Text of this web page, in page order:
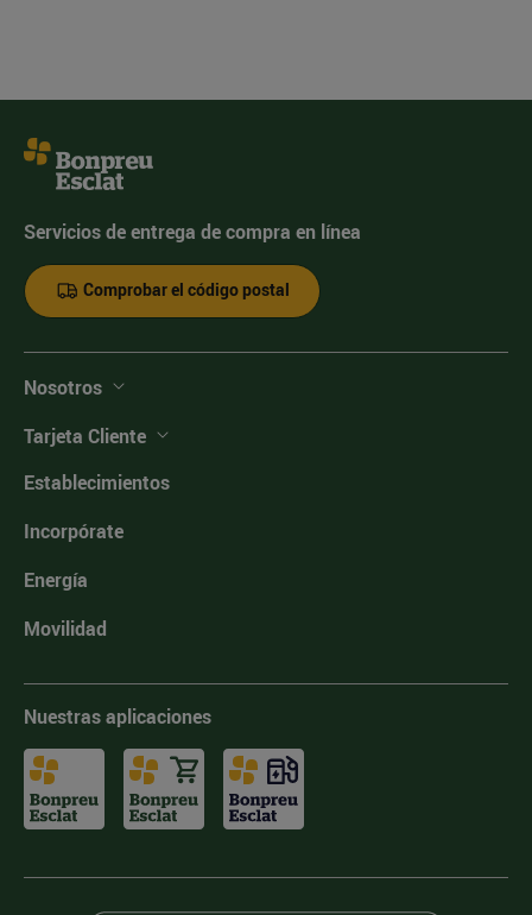
Servicios de entrega de compra en línea
Comprobar el código postal
Nosotros
Tarjeta Cliente
Establecimientos
Incorpórate
Energía
Movilidad
Nuestras aplicaciones